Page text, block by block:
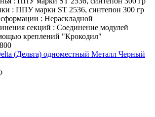
: ППУ марки ST 2536, синтепон 300 гр
: Нераскладной
секций : Соединение модулей
креплений "Крокодил"
800
(Дельта) одноместный Металл Черный